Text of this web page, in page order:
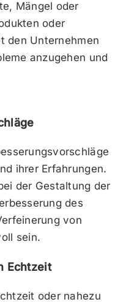
Mängel oder
oder
den Unternehmen
anzugehen und
ihrer Erfahrungen.
der Gestaltung der
des
von
sein.
Echtzeit
oder nahezu